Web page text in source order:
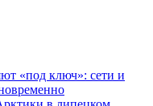
«под ключ»: сети и